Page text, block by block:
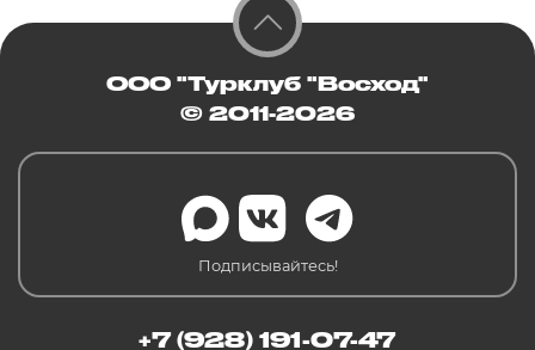
ООО "Турклуб "Восход"
© 2011-2026
Подписывайтесь!
+7 (928) 191-07-47